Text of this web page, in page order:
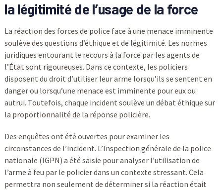
la légitimité de l’usage de la force
La réaction des forces de police face à une menace imminente
soulève des questions d’éthique et de légitimité. Les normes
juridiques entourant le recours à la force par les agents de
l’État sont rigoureuses. Dans ce contexte, les policiers
disposent du droit d’utiliser leur arme lorsqu’ils se sentent en
danger ou lorsqu’une menace est imminente pour eux ou
autrui. Toutefois, chaque incident soulève un débat éthique sur
la proportionnalité de la réponse policière.
Des enquêtes ont été ouvertes pour examiner les
circonstances de l’incident. L’Inspection générale de la police
nationale (IGPN) a été saisie pour analyser l’utilisation de
l’arme à feu par le policier dans un contexte stressant. Cela
permettra non seulement de déterminer si la réaction était